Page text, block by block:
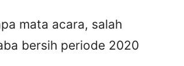
mata acara, salah
bersih periode 2020